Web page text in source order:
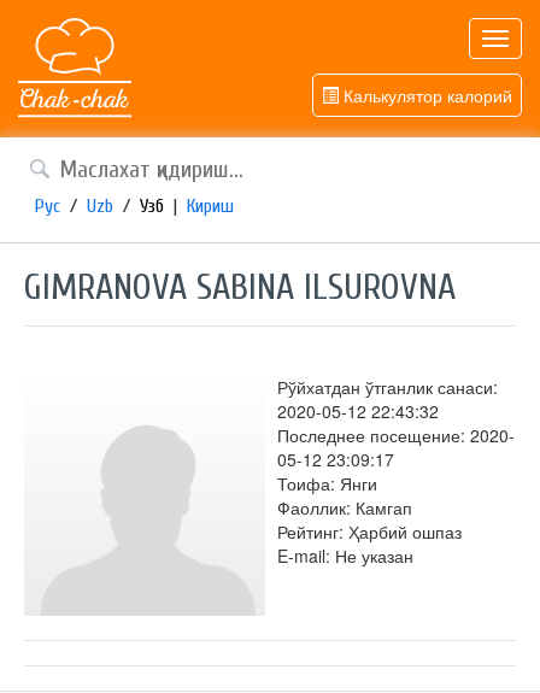
Калькулятор калорий
Рус / Uzb / Узб | Кириш
GIMRANOVA SABINA ILSUROVNA
Рўйхатдан ўтганлик санаси:
2020-05-12 22:43:32
Последнее посещение: 2020-
05-12 23:09:17
Тоифа: Янги
Фаоллик: Камгап
Рейтинг: Ҳарбий ошпаз
E-mail: Не указан